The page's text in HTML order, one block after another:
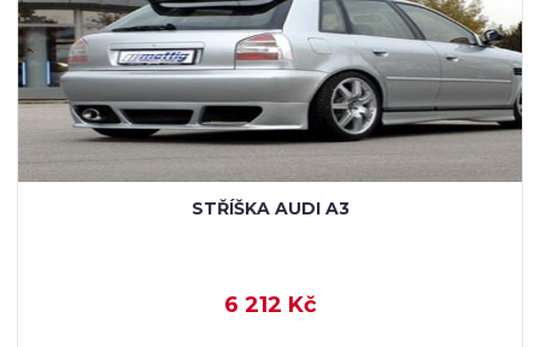
STŘÍŠKA AUDI A3
6 212 Kč